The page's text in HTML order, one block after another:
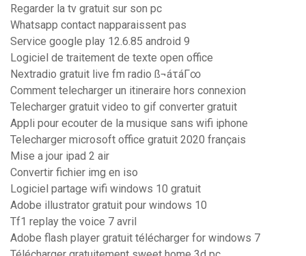
Regarder la tv gratuit sur son pc
Whatsapp contact napparaissent pas
Service google play 12.6.85 android 9
Logiciel de traitement de texte open office
Nextradio gratuit live fm radio ß¬áτáΓ∞
Comment telecharger un itineraire hors connexion
Telecharger gratuit video to gif converter gratuit
Appli pour ecouter de la musique sans wifi iphone
Telecharger microsoft office gratuit 2020 français
Mise a jour ipad 2 air
Convertir fichier img en iso
Logiciel partage wifi windows 10 gratuit
Adobe illustrator gratuit pour windows 10
Tf1 replay the voice 7 avril
Adobe flash player gratuit télécharger for windows 7